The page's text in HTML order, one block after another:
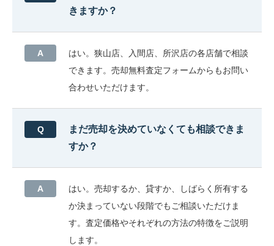
きますか？
はい。狭山店、入間店、所沢店の各店舗で相談
できます。売却無料査定フォームからもお問い
合わせいただけます。
まだ売却を決めていなくても相談できま
すか？
はい。売却するか、貸すか、しばらく所有する
か決まっていない段階でもご相談いただけま
す。査定価格やそれぞれの方法の特徴をご説明
します。